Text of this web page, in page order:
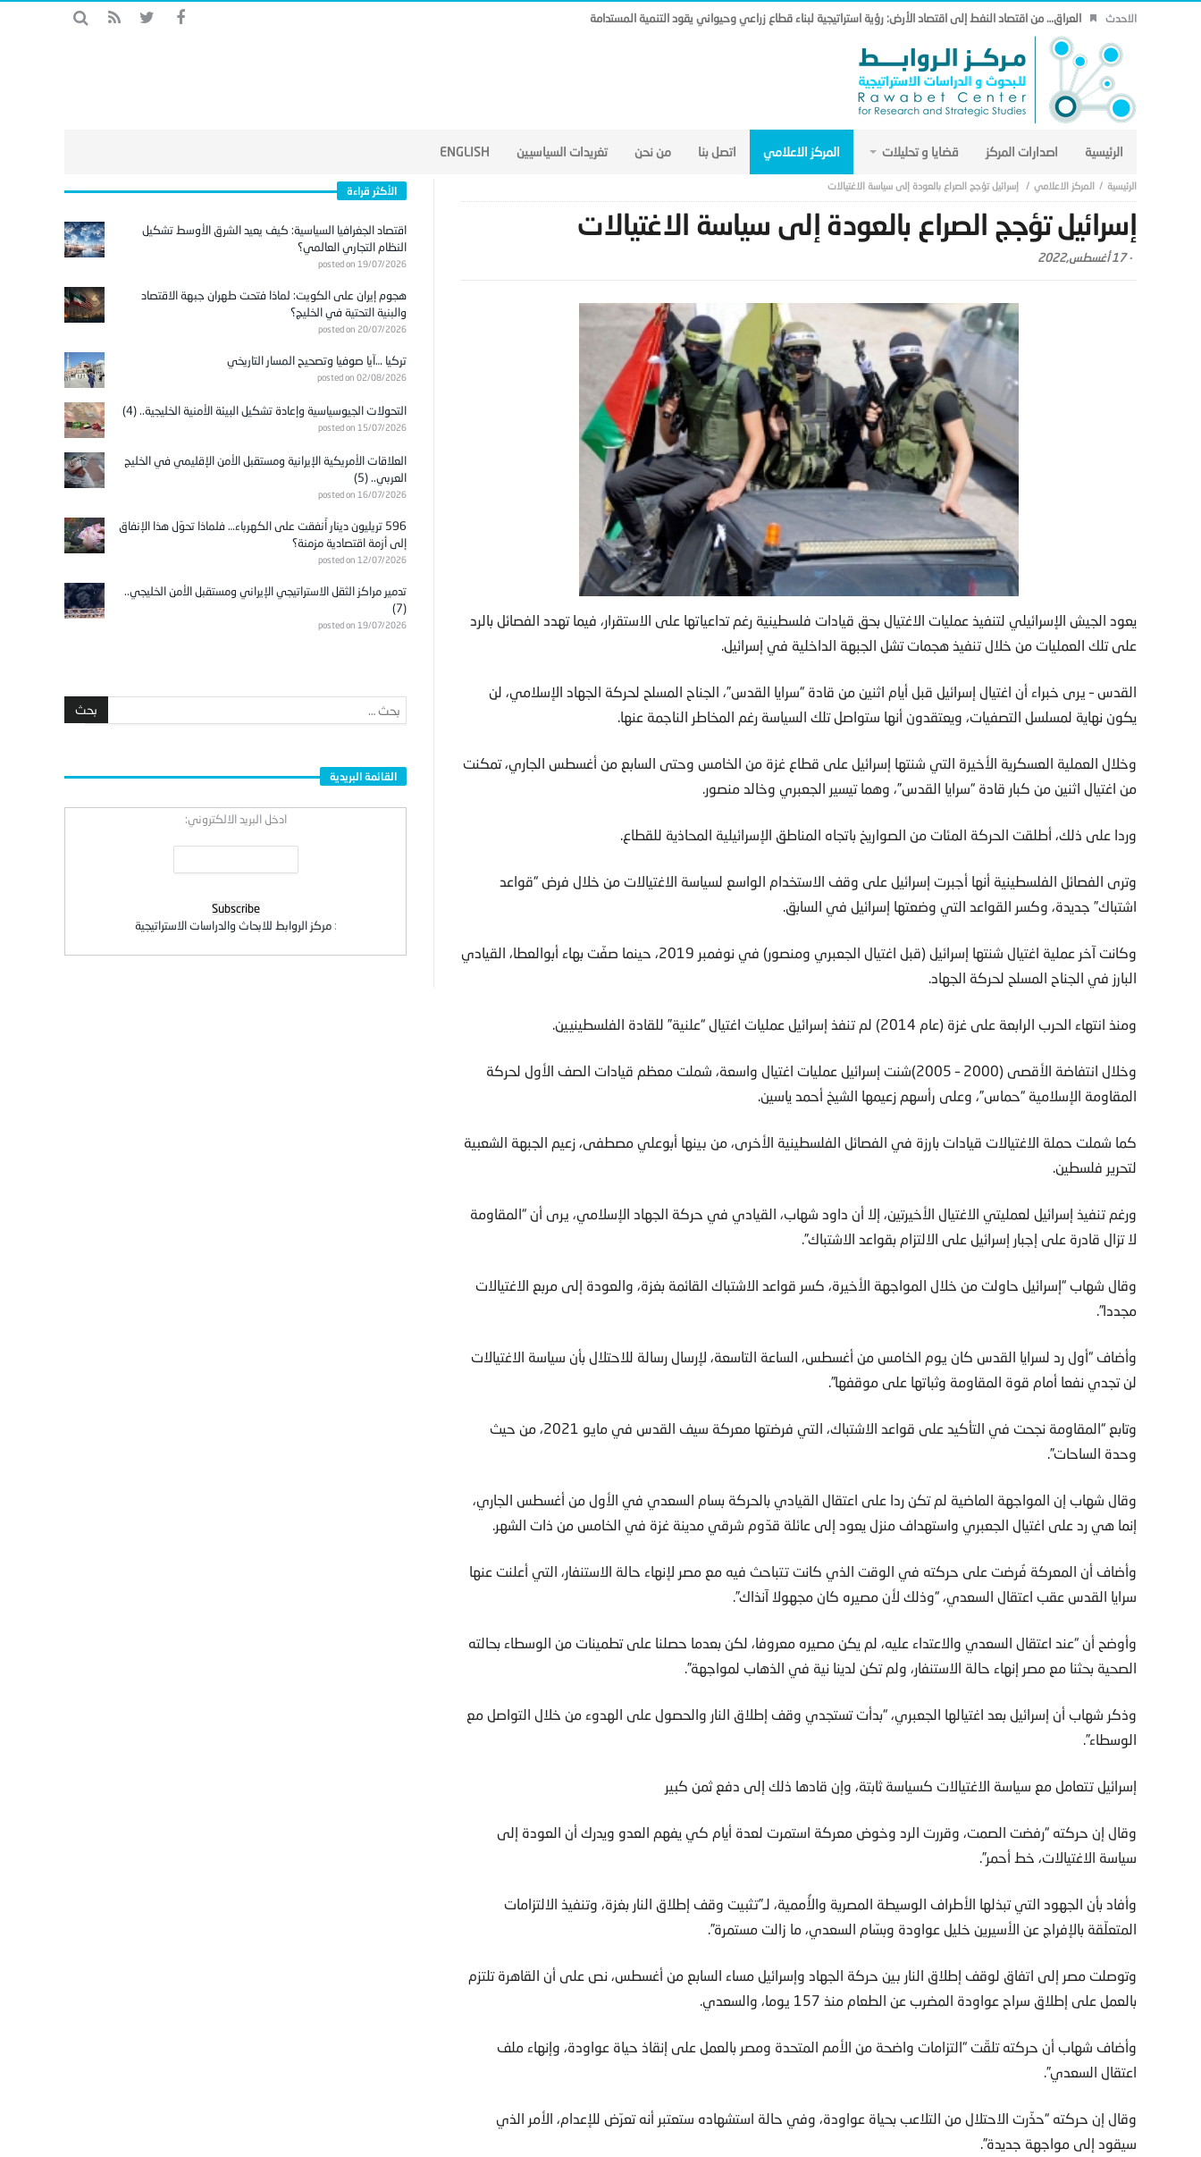
الاحدث العراق… من اقتصاد النفط إلى اقتصاد الأرض: رؤية استراتيجية لبناء قطاع زراعي وحيواني يقود التنمية المستدامة
الرئيسية اصدارات المركز قضايا و تحليلات المركز الاعلامي اتصل بنا من نحن تغريدات السياسيين ENGLISH
المركز الاعلامي إسرائيل تؤجج الصراع بالعودة إلى سياسة الاغتيالات
إسرائيل تؤجج الصراع بالعودة إلى سياسة الاغتيالات
-17 أغسطس,2022
يعود الجيش الإسرائيلي لتنفيذ عمليات الاغتيال بحق قيادات فلسطينية رغم تداعياتها على الاستقرار، فيما تهدد الفصائل بالرد
على تلك العمليات من خلال تنفيذ هجمات تشل الجبهة الداخلية في إسرائيل.
القدس – يرى خبراء أن اغتيال إسرائيل قبل أيام اثنين من قادة “سرايا القدس”، الجناح المسلح لحركة الجهاد الإسلامي، لن
يكون نهاية لمسلسل التصفيات، ويعتقدون أنها ستواصل تلك السياسة رغم المخاطر الناجمة عنها.
وخلال العملية العسكرية الأخيرة التي شنتها إسرائيل على قطاع غزة من الخامس وحتى السابع من أغسطس الجاري، تمكنت
من اغتيال اثنين من كبار قادة “سرايا القدس”، وهما تيسير الجعبري وخالد منصور.
وردا على ذلك، أطلقت الحركة المئات من الصواريخ باتجاه المناطق الإسرائيلية المحاذية للقطاع.
وترى الفصائل الفلسطينية أنها أجبرت إسرائيل على وقف الاستخدام الواسع لسياسة الاغتيالات من خلال فرض “قواعد
اشتباك” جديدة، وكسر القواعد التي وضعتها إسرائيل في السابق.
وكانت آخر عملية اغتيال شنتها إسرائيل (قبل اغتيال الجعبري ومنصور) في نوفمبر 2019، حينما صفّت بهاء أبوالعطا، القيادي
البارز في الجناح المسلح لحركة الجهاد.
ومنذ انتهاء الحرب الرابعة على غزة (عام 2014) لم تنفذ إسرائيل عمليات اغتيال “علنية” للقادة الفلسطينيين.
وخلال انتفاضة الأقصى (2000 – 2005)شنت إسرائيل عمليات اغتيال واسعة، شملت معظم قيادات الصف الأول لحركة
المقاومة الإسلامية “حماس”، وعلى رأسهم زعيمها الشيخ أحمد ياسين.
كما شملت حملة الاغتيالات قيادات بارزة في الفصائل الفلسطينية الأخرى، من بينها أبوعلي مصطفى، زعيم الجبهة الشعبية
لتحرير فلسطين.
ورغم تنفيذ إسرائيل لعمليتي الاغتيال الأخيرتين، إلا أن داود شهاب، القيادي في حركة الجهاد الإسلامي، يرى أن “المقاومة
لا تزال قادرة على إجبار إسرائيل على الالتزام بقواعد الاشتباك”.
وقال شهاب “إسرائيل حاولت من خلال المواجهة الأخيرة، كسر قواعد الاشتباك القائمة بغزة، والعودة إلى مربع الاغتيالات
مجددا”.
وأضاف “أول رد لسرايا القدس كان يوم الخامس من أغسطس، الساعة التاسعة، لإرسال رسالة للاحتلال بأن سياسة الاغتيالات
لن تجدي نفعا أمام قوة المقاومة وثباتها على موقفها”.
وتابع “المقاومة نجحت في التأكيد على قواعد الاشتباك، التي فرضتها معركة سيف القدس في مايو 2021، من حيث
وحدة الساحات”.
وقال شهاب إن المواجهة الماضية لم تكن ردا على اعتقال القيادي بالحركة بسام السعدي في الأول من أغسطس الجاري،
إنما هي رد على اغتيال الجعبري واستهداف منزل يعود إلى عائلة قدّوم شرقي مدينة غزة في الخامس من ذات الشهر.
وأضاف أن المعركة فُرضت على حركته في الوقت الذي كانت تتباحث فيه مع مصر لإنهاء حالة الاستنفار، التي أعلنت عنها
سرايا القدس عقب اعتقال السعدي، “وذلك لأن مصيره كان مجهولا آنذاك”.
وأوضح أن “عند اعتقال السعدي والاعتداء عليه، لم يكن مصيره معروفا، لكن بعدما حصلنا على تطمينات من الوسطاء بحالته
الصحية بحثنا مع مصر إنهاء حالة الاستنفار، ولم تكن لدينا نية في الذهاب لمواجهة”.
وذكر شهاب أن إسرائيل بعد اغتيالها الجعبري، “بدأت تستجدي وقف إطلاق النار والحصول على الهدوء من خلال التواصل مع
الوسطاء”.
إسرائيل تتعامل مع سياسة الاغتيالات كسياسة ثابتة، وإن قادها ذلك إلى دفع ثمن كبير
وقال إن حركته “رفضت الصمت، وقررت الرد وخوض معركة استمرت لعدة أيام كي يفهم العدو ويدرك أن العودة إلى
سياسة الاغتيالات، خط أحمر”.
وأفاد بأن الجهود التي تبذلها الأطراف الوسيطة المصرية والأُممية، لـ”تثبيت وقف إطلاق النار بغزة، وتنفيذ الالتزامات
المتعلّقة بالإفراج عن الأسيرين خليل عواودة وبسّام السعدي، ما زالت مستمرة”.
وتوصلت مصر إلى اتفاق لوقف إطلاق النار بين حركة الجهاد وإسرائيل مساء السابع من أغسطس، نص على أن القاهرة تلتزم
بالعمل على إطلاق سراح عواودة المضرب عن الطعام منذ 157 يوما، والسعدي.
وأضاف شهاب أن حركته تلقّت “التزامات واضحة من الأمم المتحدة ومصر بالعمل على إنقاذ حياة عواودة، وإنهاء ملف
اعتقال السعدي”.
وقال إن حركته “حذّرت الاحتلال من التلاعب بحياة عواودة، وفي حالة استشهاده ستعتبر أنه تعرّض للإعدام، الأمر الذي
سيقود إلى مواجهة جديدة”.
الأكثر قراءة
اقتصاد الجغرافيا السياسية: كيف يعيد الشرق الأوسط تشكيل
النظام التجاري العالمي؟
posted on 19/07/2026
هجوم إيران على الكويت: لماذا فتحت طهران جبهة الاقتصاد
والبنية التحتية في الخليج؟
posted on 20/07/2026
تركيا …آيا صوفيا وتصحيح المسار التاريخي
posted on 02/08/2026
التحولات الجيوسياسية وإعادة تشكيل البيئة الأمنية الخليجية.. (4)
posted on 15/07/2026
العلاقات الأمريكية الإيرانية ومستقبل الأمن الإقليمي في الخليج
العربي.. (5)
posted on 16/07/2026
596 تريليون دينار أُنفقت على الكهرباء… فلماذا تحوّل هذا الإنفاق
إلى أزمة اقتصادية مزمنة؟
posted on 12/07/2026
تدمير مراكز الثقل الاستراتيجي الإيراني ومستقبل الأمن الخليجي..
(7)
posted on 19/07/2026
القائمة البريدية
ادخل البريد الالكتروني:
:مركز الروابط للابحاث والدراسات الاستراتيجية